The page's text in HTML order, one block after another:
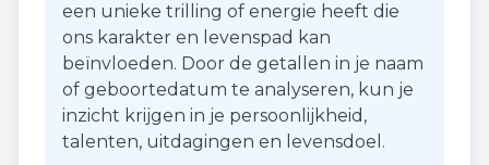
een unieke trilling of energie heeft die
ons karakter en levenspad kan
beïnvloeden. Door de getallen in je naam
of geboortedatum te analyseren, kun je
inzicht krijgen in je persoonlijkheid,
talenten, uitdagingen en levensdoel.